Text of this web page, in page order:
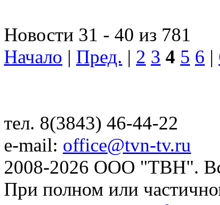
Новости 31 - 40 из 781
Начало | Пред. | 2 3 4 5 6 |
тел. 8(3843) 46-44-22
e-mail: office@tvn-tv.ru
2008-2026 ООО "ТВН".
При полном или